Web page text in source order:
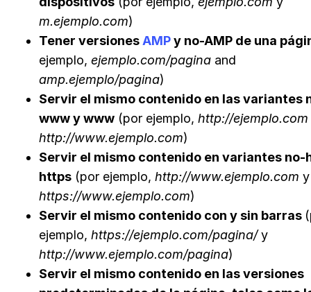
m.ejemplo.com)
Tener versiones AMPy no-AMP de una
ejemplo, ejemplo.com/pagina and
amp.ejemplo/pagina)
Servir el mismo contenido en las variantes
www y www (por ejemplo, http://ejemplo.com
http://www.ejemplo.com)
Servir el mismo contenido en variantes no-
https (por ejemplo, http://www.ejemplo.com y
https://www.ejemplo.com)
Servir el mismo contenido con y sin barras
ejemplo, https://ejemplo.com/pagina/y
http://www.ejemplo.com/pagina)
Servir el mismo contenido en las versiones